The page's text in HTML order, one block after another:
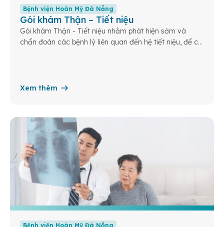
Bệnh viện Hoàn Mỹ Đà Nẵng
Gói khám Thận – Tiết niệu
Gói khám Thận - Tiết niệu nhằm phát hiện sớm và
chẩn đoán các bệnh lý liên quan đến hệ tiết niệu, để có
Xem thêm
Bệnh viện Hoàn Mỹ Đà Nẵng